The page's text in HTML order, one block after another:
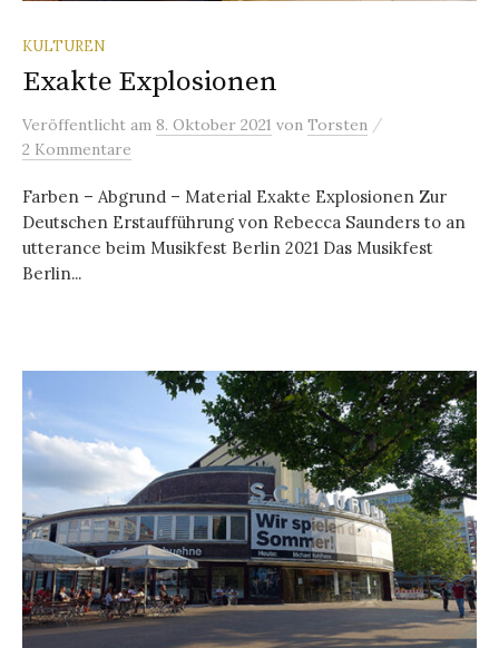
KULTUREN
Exakte Explosionen
Veröffentlicht am 8. Oktober 2021 von Torsten /
2 Kommentare
Farben – Abgrund – Material Exakte Explosionen Zur
Deutschen Erstaufführung von Rebecca Saunders to an
utterance beim Musikfest Berlin 2021 Das Musikfest
Berlin...